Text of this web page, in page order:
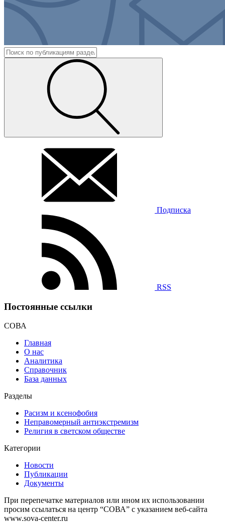
Подписка
RSS
Постоянные ссылки
СОВА
Главная
О нас
Аналитика
Справочник
База данных
Разделы
Расизм и ксенофобия
Неправомерный антиэкстремизм
Религия в светском обществе
Категории
Новости
Публикации
Документы
При перепечатке материалов или ином их использовании
просим ссылаться на центр “СОВА” с указанием веб-сайта
www.sova-center.ru